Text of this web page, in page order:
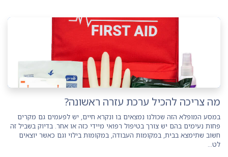
מה צריכה להכיל ערכת עזרה ראשונה?
במסע המופלא הזה שכולנו נמצאים בו ונקרא חיים, יש לפעמים גם מקרים
פחות נעימים בהם יש צורך בטיפול רפואי מיידי כזה או אחר. בדיוק בשביל זה
חשוב שתימצא בבית, במקומות העבודה, במקומות בילוי וגם כאשר יוצאים
לט...